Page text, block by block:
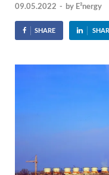
09.05.2022 - by E²nergy
SHARE